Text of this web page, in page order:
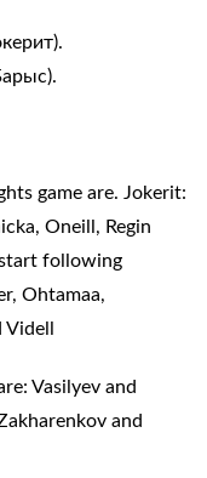
game are. Jokerit:
Oneill, Regin
following
Ohtamaa,
Videll
Vasilyev and
and